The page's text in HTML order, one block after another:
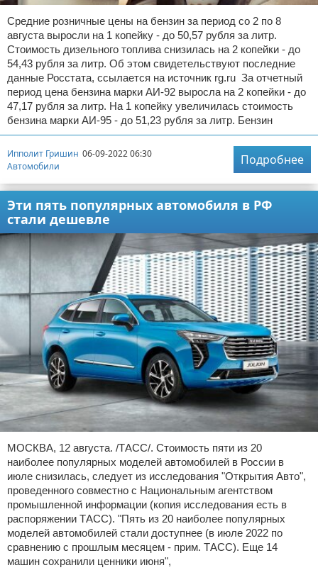
Средние розничные цены на бензин за период со 2 по 8
августа выросли на 1 копейку - до 50,57 рубля за литр.
Стоимость дизельного топлива снизилась на 2 копейки - до
54,43 рубля за литр. Об этом свидетельствуют последние
данные Росстата, ссылается на источник rg.ru За отчетный
период цена бензина марки АИ-92 выросла на 2 копейки - до
47,17 рубля за литр. На 1 копейку увеличилась стоимость
бензина марки АИ-95 - до 51,23 рубля за литр. Бензин
Ипполит Гришин 06-09-2022 06:30
Автомобили
Подробнее
Эти пять популярных автомобиля в РФ
стали дешевле
МОСКВА, 12 августа. /ТАСС/. Стоимость пяти из 20
наиболее популярных моделей автомобилей в России в
июле снизилась, следует из исследования "Открытия Авто",
проведенного совместно с Национальным агентством
промышленной информации (копия исследования есть в
распоряжении ТАСС). "Пять из 20 наиболее популярных
моделей автомобилей стали доступнее (в июле 2022 по
сравнению с прошлым месяцем - прим. ТАСС). Еще 14
машин сохранили ценники июня",